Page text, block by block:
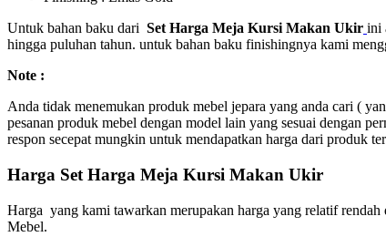
Untuk bahan baku dari Set Harga Meja Kursi Makan Ukir ini
hingga puluhan tahun. untuk bahan baku finishingnya kami
Note :
Anda tidak menemukan produk mebel jepara yang anda cari (
pesanan produk mebel dengan model lain yang sesuai dengan
respon secepat mungkin untuk mendapatkan harga dari produk
Harga Set Harga Meja Kursi Makan Ukir
Harga yang kami tawarkan merupakan harga yang relatif
Mebel.